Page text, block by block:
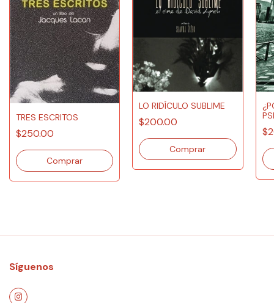
TRES ESCRITOS
$250.00
LO RIDÍCULO SUBLIME
$200.00
Síguenos